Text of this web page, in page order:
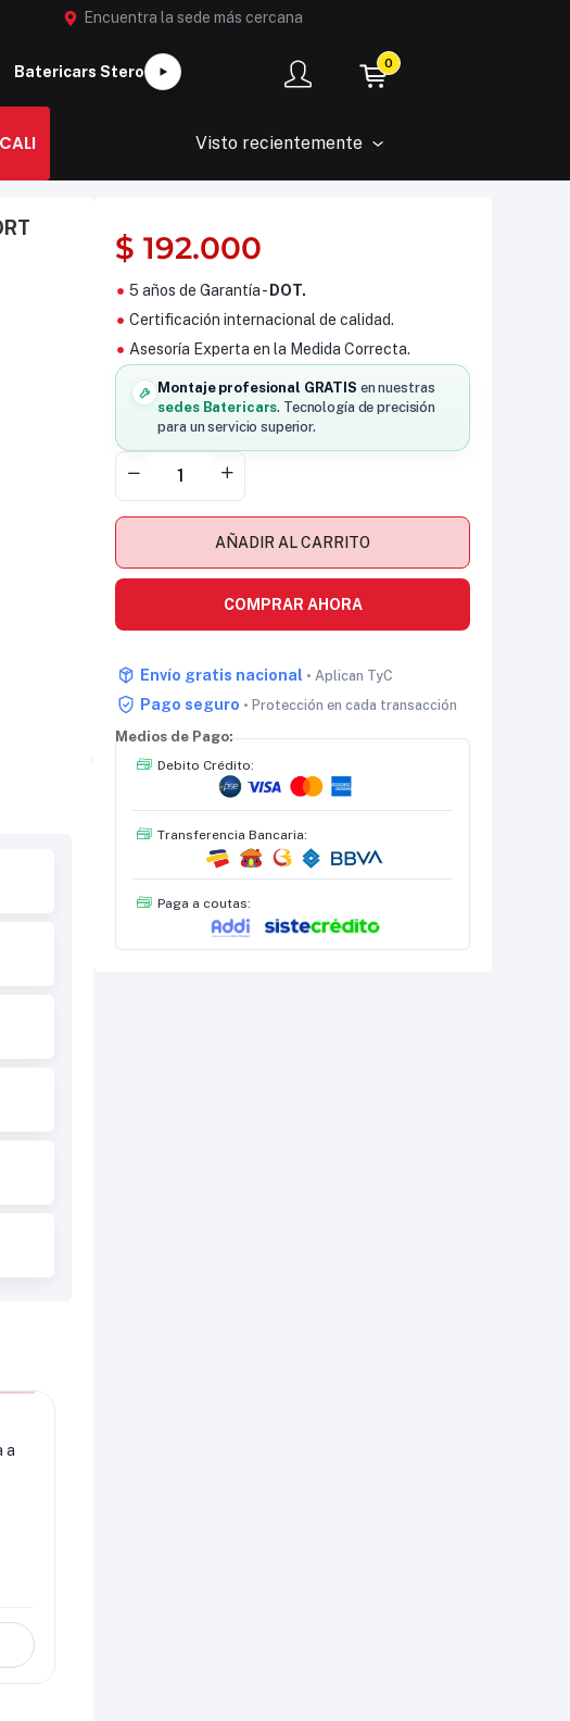
Encuentra la sede más cercana
Batericars Stero 0
Visto recientemente
a
$ 192.000
5 años de Garantía - DOT.
Certificación internacional de calidad.
Asesoría Experta en la Medida Correcta.
Montaje profesional GRATIS en nuestras
sedes Batericars. Tecnología de precisión
para un servicio superior.
AÑADIR AL CARRITO
COMPRAR AHORA
Envío gratis nacional • Aplican TyC
Pago seguro • Protección en cada transacción
Medios de Pago:
Debito Crédito:
Transferencia Bancaria:
Paga a coutas: